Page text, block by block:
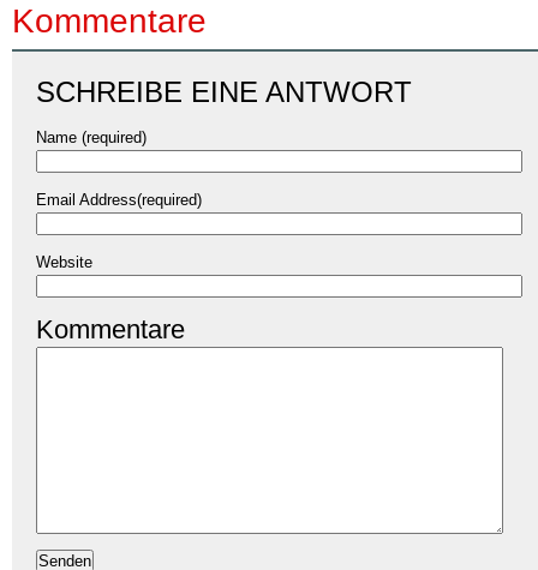
Kommentare
SCHREIBE EINE ANTWORT
Name (required)
Email Address(required)
Website
Kommentare